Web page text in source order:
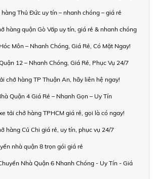
Thủ Đức uy tín – nhanh chóng – giá rẻ
hàng quận Gò Vấp uy tín, giá rẻ & nhanh chóng
Môn – Nhanh Chóng, Giá Rẻ, Có Mặt Ngay!
12 – Nhanh Chóng, Giá Rẻ, Phục Vụ 24/7
chở hàng TP Thuận An, hãy liên hệ ngay!
Quận 4 Giá Rẻ – Nhanh Gọn – Uy Tín
tải chở hàng TPHCM giá rẻ, gọi là có ngay!
hàng Củ Chi giá rẻ, uy tín, phục vụ 24/7
nhà quận 8 trọn gói giá rẻ
Nhà Quận 6 Nhanh Chóng - Uy Tín - Giá